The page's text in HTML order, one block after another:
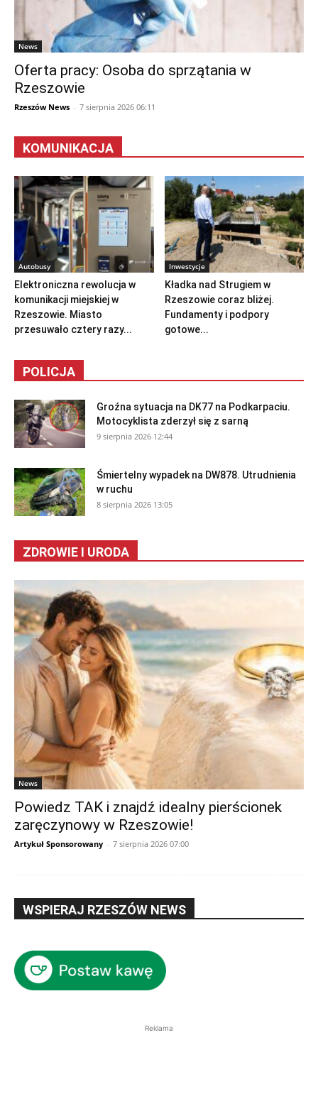
News
Oferta pracy: Osoba do sprzątania w
Rzeszowie
Rzeszów News - 7 sierpnia 2026 06:11
KOMUNIKACJA
Autobusy
Elektroniczna rewolucja w
komunikacji miejskiej w
Rzeszowie. Miasto
przesuwało cztery razy...
Inwestycje
Kładka nad Strugiem w
Rzeszowie coraz bliżej.
Fundamenty i podpory
gotowe...
POLICJA
Groźna sytuacja na DK77 na Podkarpaciu.
Motocyklista zderzył się z sarną
9 sierpnia 2026 12:44
Śmiertelny wypadek na DW878. Utrudnienia
w ruchu
8 sierpnia 2026 13:05
ZDROWIE I URODA
News
Powiedz TAK i znajdź idealny pierścionek
zaręczynowy w Rzeszowie!
Artykuł Sponsorowany - 7 sierpnia 2026 07:00
WSPIERAJ RZESZÓW NEWS
Reklama